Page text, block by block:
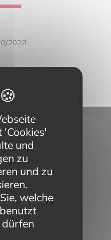
2023
und
zu
und zu
welche